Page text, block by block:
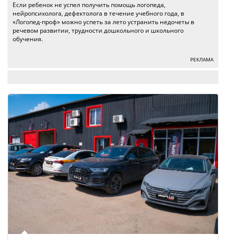
Если ребенок не успел получить помощь логопеда,
нейропсихолога, дефектолога в течение учебного года, в
«Логопед-проф» можно успеть за лето устранить недочеты в
речевом развитии, трудности дошкольного и школьного
обучения.
РЕКЛАМА